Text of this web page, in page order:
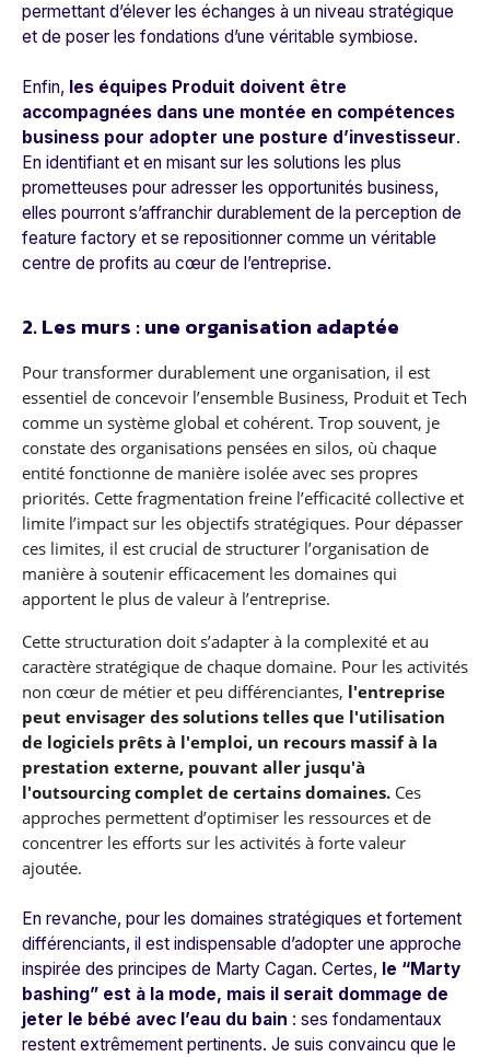
permettant d’élever les échanges à un niveau stratégique
et de poser les fondations d’une véritable symbiose.
Enfin, les équipes Produit doivent être
accompagnées dans une montée en compétences
business pour adopter une posture d’investisseur.
En identifiant et en misant sur les solutions les plus
prometteuses pour adresser les opportunités business,
elles pourront s’affranchir durablement de la perception de
feature factory et se repositionner comme un véritable
centre de profits au cœur de l’entreprise.
2. Les murs : une organisation adaptée
Pour transformer durablement une organisation, il est
essentiel de concevoir l’ensemble Business, Produit et Tech
comme un système global et cohérent. Trop souvent, je
constate des organisations pensées en silos, où chaque
entité fonctionne de manière isolée avec ses propres
priorités. Cette fragmentation freine l’efficacité collective et
limite l’impact sur les objectifs stratégiques. Pour dépasser
ces limites, il est crucial de structurer l’organisation de
manière à soutenir efficacement les domaines qui
apportent le plus de valeur à l’entreprise.
Cette structuration doit s’adapter à la complexité et au
caractère stratégique de chaque domaine. Pour les activités
non cœur de métier et peu différenciantes, l'entreprise
peut envisager des solutions telles que l'utilisation
de logiciels prêts à l'emploi, un recours massif à la
prestation externe, pouvant aller jusqu'à
l'outsourcing complet de certains domaines. Ces
approches permettent d’optimiser les ressources et de
concentrer les efforts sur les activités à forte valeur
ajoutée.
En revanche, pour les domaines stratégiques et fortement
différenciants, il est indispensable d’adopter une approche
inspirée des principes de Marty Cagan. Certes, le “Marty
bashing” est à la mode, mais il serait dommage de
jeter le bébé avec l’eau du bain : ses fondamentaux
restent extrêmement pertinents. Je suis convaincu que le